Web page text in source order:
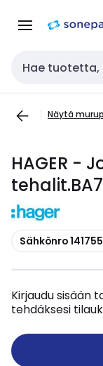
navigointiin
Haku
Näytä
HAGER -
Kopioi
Sähkönro
Kirjaudu sisään
tehdäksesi